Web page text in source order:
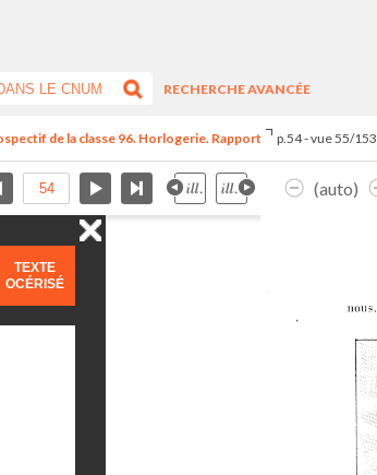
RECHERCHE AVANCÉE
de la classe 96. Horlogerie. Rapport p.54 - vue 55/153
(auto)
TEXTE
OCÉRISÉ